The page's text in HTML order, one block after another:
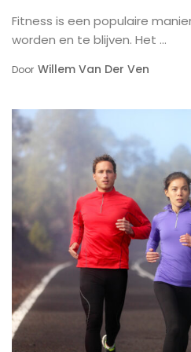
Fitness is een populaire
worden en te blijven. Het ...
Door Willem Van Der Ven